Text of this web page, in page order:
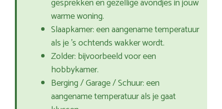
gesprekken en gezellige avondjes in jouw
warme woning.
Slaapkamer: een aangename temperatuur
als je ’s ochtends wakker wordt.
Zolder: bijvoorbeeld voor een
hobbykamer.
Berging / Garage / Schuur: een
aangename temperatuur als je gaat